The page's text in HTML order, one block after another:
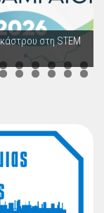
στη STEM